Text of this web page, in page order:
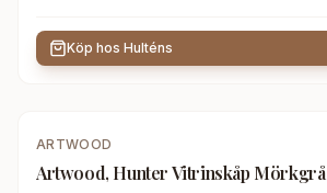
Köp hos Hulténs
-15%
ARTWOOD
Artwood, Hunter Vitrinskåp Mörkgrå